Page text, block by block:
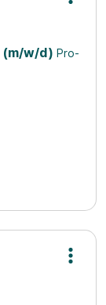
(m/w/d) Pro-